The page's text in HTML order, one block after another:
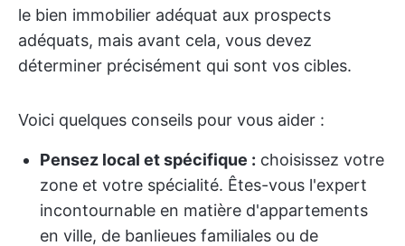
le bien immobilier adéquat aux prospects
adéquats, mais avant cela, vous devez
déterminer précisément qui sont vos cibles.
Voici quelques conseils pour vous aider :
Pensez local et spécifique : choisissez votre
zone et votre spécialité. Êtes-vous l'expert
incontournable en matière d'appartements
en ville, de banlieues familiales ou de